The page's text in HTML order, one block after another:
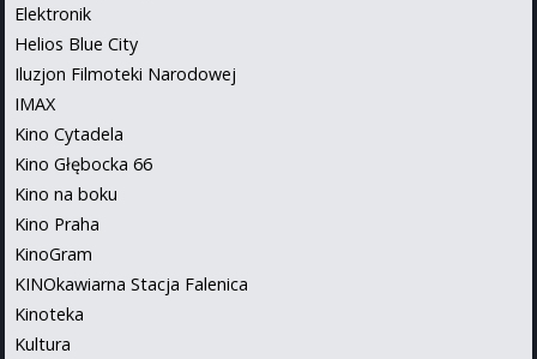
Elektronik
Helios Blue City
Iluzjon Filmoteki Narodowej
IMAX
Kino Cytadela
Kino Głębocka 66
Kino na boku
Kino Praha
KinoGram
KINOkawiarna Stacja Falenica
Kinoteka
Kultura